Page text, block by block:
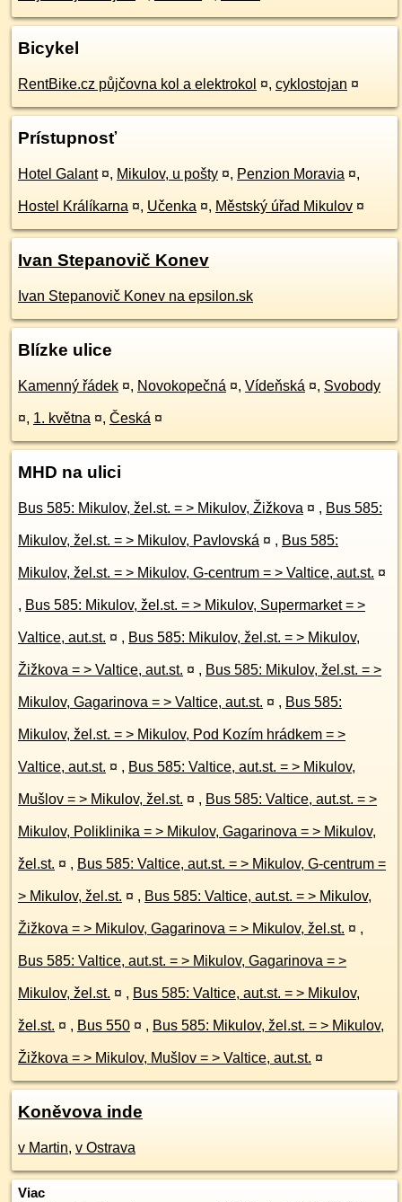
Bicykel
RentBike.cz půjčovna kol a elektrokol ¤, cyklostojan ¤
Prístupnosť
Hotel Galant ¤, Mikulov, u pošty ¤, Penzion Moravia ¤,
Hostel Králíkarna ¤, Učenka ¤, Městský úřad Mikulov ¤
Ivan Stepanovič Konev
Ivan Stepanovič Konev na epsilon.sk
Blízke ulice
Kamenný řádek ¤, Novokopečná ¤, Vídeňská ¤, Svobody
¤, 1. května ¤, Česká ¤
MHD na ulici
Bus 585: Mikulov, žel.st. = > Mikulov, Žižkova ¤ , Bus 585:
Mikulov, žel.st. = > Mikulov, Pavlovská ¤ , Bus 585:
Mikulov, žel.st. = > Mikulov, G-centrum = > Valtice, aut.st. ¤
, Bus 585: Mikulov, žel.st. = > Mikulov, Supermarket = >
Valtice, aut.st. ¤ , Bus 585: Mikulov, žel.st. = > Mikulov,
Žižkova = > Valtice, aut.st. ¤ , Bus 585: Mikulov, žel.st. = >
Mikulov, Gagarinova = > Valtice, aut.st. ¤ , Bus 585:
Mikulov, žel.st. = > Mikulov, Pod Kozím hrádkem = >
Valtice, aut.st. ¤ , Bus 585: Valtice, aut.st. = > Mikulov,
Mušlov = > Mikulov, žel.st. ¤ , Bus 585: Valtice, aut.st. = >
Mikulov, Poliklinika = > Mikulov, Gagarinova = > Mikulov,
žel.st. ¤ , Bus 585: Valtice, aut.st. = > Mikulov, G-centrum =
> Mikulov, žel.st. ¤ , Bus 585: Valtice, aut.st. = > Mikulov,
Žižkova = > Mikulov, Gagarinova = > Mikulov, žel.st. ¤ ,
Bus 585: Valtice, aut.st. = > Mikulov, Gagarinova = >
Mikulov, žel.st. ¤ , Bus 585: Valtice, aut.st. = > Mikulov,
žel.st. ¤ , Bus 550 ¤ , Bus 585: Mikulov, žel.st. = > Mikulov,
Žižkova = > Mikulov, Mušlov = > Valtice, aut.st. ¤
Koněvova inde
v Martin, v Ostrava
Viac